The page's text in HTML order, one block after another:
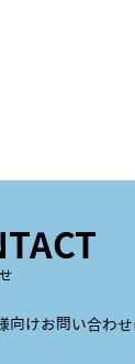
向けお問い合わ